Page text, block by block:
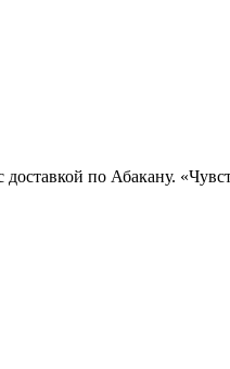
по Абакану.